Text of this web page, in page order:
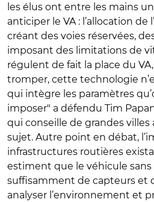
les élus ont entre les mains
anticiper le VA : l’allocation de
créant des voies réservées,
imposant des limitations de
régulent de fait la place du
tromper, cette technologie
qui intègre les paramètres
imposer" a défendu Tim
qui conseille de grandes villes
sujet. Autre point en débat,
infrastructures routières
estiment que le véhicule
suffisamment de capteurs et
analyser l’environnement et